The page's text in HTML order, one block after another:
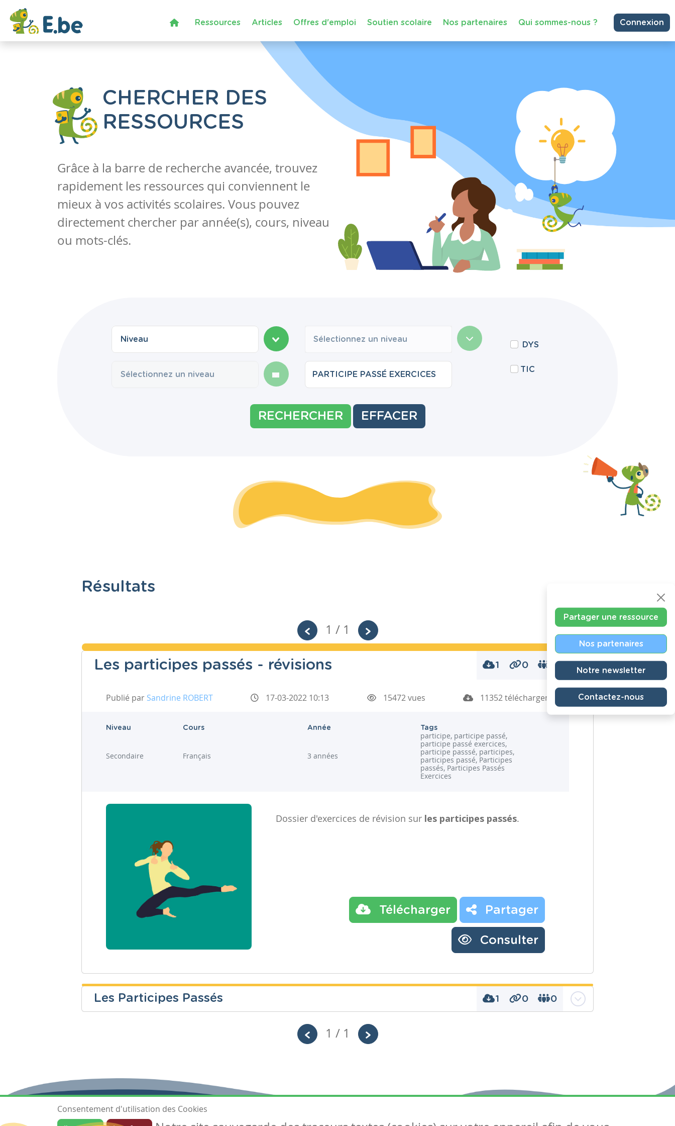
Ressources Articles Offres d'emploi Soutien scolaire Nos partenaires Qui sommes-nous ? Connexion
CHERCHER DES
RESSOURCES
Grâce à la barre de recherche avancée, trouvez
rapidement les ressources qui conviennent le
mieux à vos activités scolaires. Vous pouvez
directement chercher par année(s), cours, niveau
ou mots-clés.
Sélectionnez un niveau
DYS
TIC
RECHERCHER EFFACER
Résultats
1 / 1
Les participes passés - révisions 1 0 0
Publié par Sandrine ROBERT 17-03-2022 10:13 15472 vues 11352 téléchargements
Niveau
Secondaire
Cours
Français
Année
3 années
Tags
participe, participe passé,
participe passé exercices,
participe passsé, participes,
participes passé, Participes
passés, Participes Passés
Exercices
Dossier d'exercices de révision sur les participes passés.
Télécharger Partager
Consulter
Les Participes Passés 1 0 0
Exercices évolutifs
1 / 1
Partager une ressource
Nos partenaires
Notre newsletter
Contactez-nous
Consentement d'utilisation des Cookies